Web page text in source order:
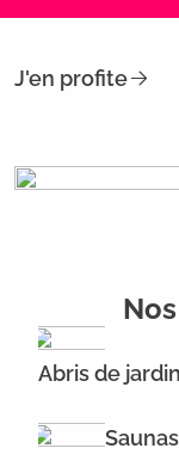
J'en profite
Abris de jardin
Saunas